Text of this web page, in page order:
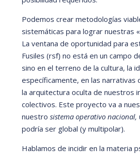
Podemos crear metodologías
sistemáticas para lograr nuestras «
La ventana de oportunidad para
Fusiles (rsf) no está en un campo
sino en el terreno de la cultura, la
específicamente, en las narrativas
la arquitectura oculta de nuestros
colectivos. Este proyecto va a
nuestro sistema operativo nacional,
podría ser global (y multipolar).
Hablamos de incidir en la materia